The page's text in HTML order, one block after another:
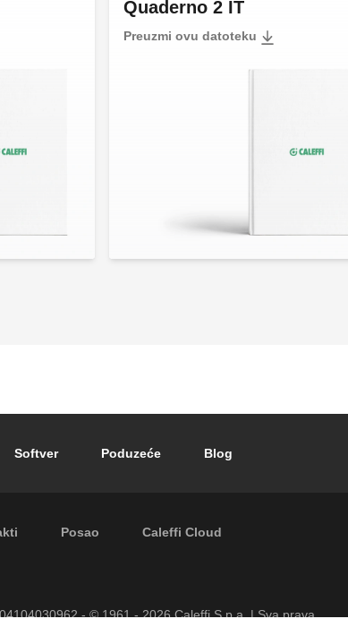
Quaderno 2 IT
Preuzmi ovu datoteku
Softver Poduzeće Blog
Posao Caleffi Cloud
- © 1961 - 2026Caleffi S.p.a. | Sva prava